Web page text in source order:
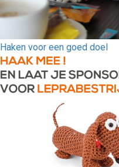
Haken voor een goed doel